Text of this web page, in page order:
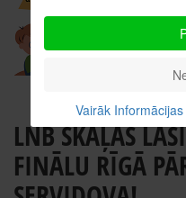
LNB SKAĻĀS
FINĀLU RĪGĀ
Vairāk Informācijas